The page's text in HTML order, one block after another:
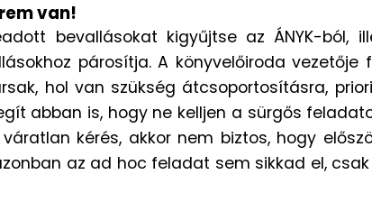
van!
bevallásokat kigyűjtse az ÁNYK-ból,
párosítja. A könyvelőiroda
hol van szükség átcsoportosításra,
abban is, hogy ne kelljen a sürgős
kérés, akkor nem biztos, hogy
az ad hoc feladat sem sikkad el,